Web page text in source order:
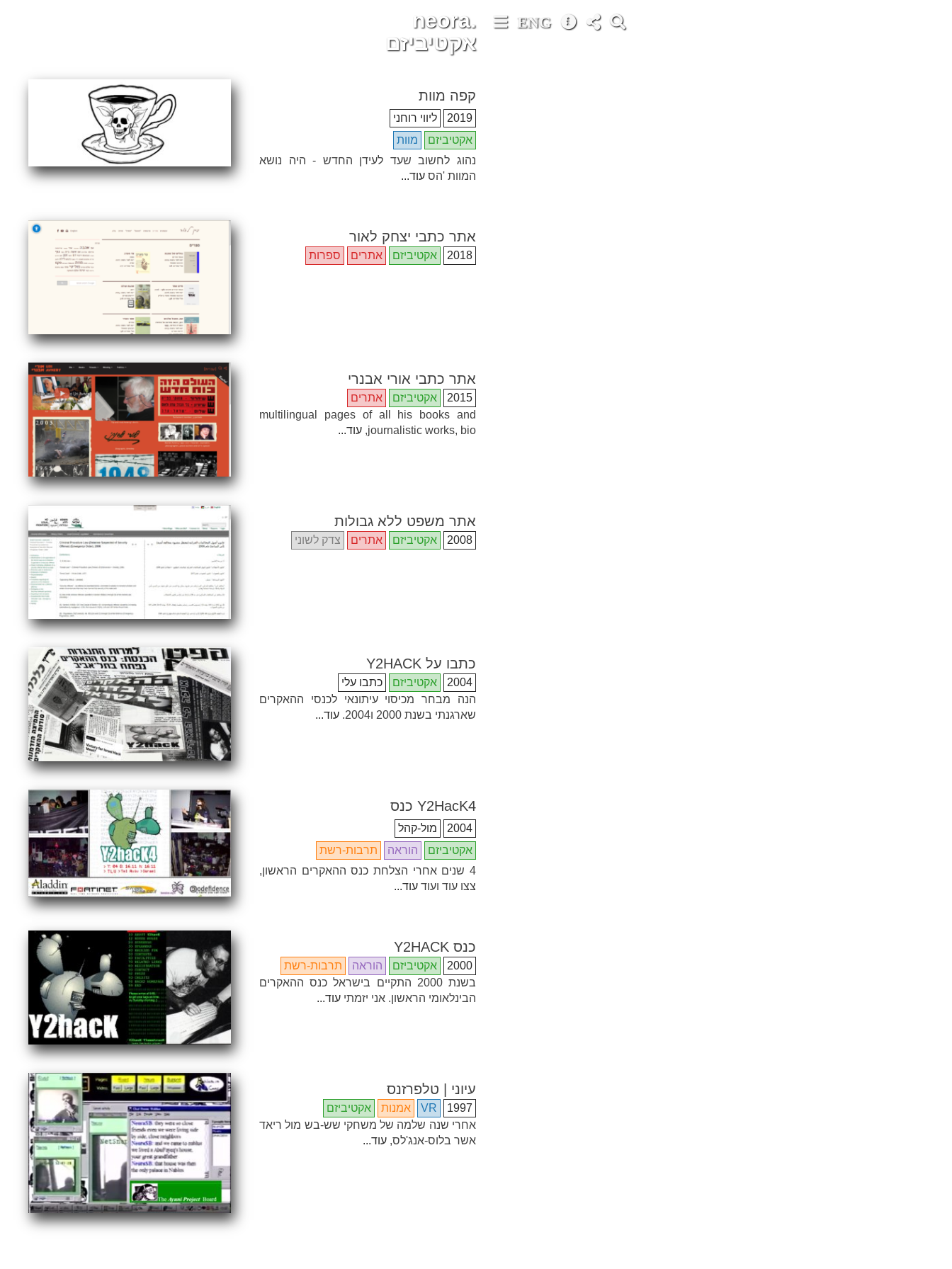
ENG
neora.
אקטיביזם
קפה מוות
2019
ליווי רוחני
אקטיביזם
מוות
נהוג לחשוב שעד לעידן החדש - היה נושא
המוות 'הס עוד...
אתר כתבי יצחק לאור
2018 אקטיביזם אתרים ספרות
אתר כתבי אורי אבנרי
2015 אקטיביזם
אתרים
multilingual pages of all his books and
journalistic works, bio, עוד...
אתר משפט ללא גבולות
2008 אקטיביזם אתרים צדק לשוני
כתבו על Y2HACK
2004 אקטיביזם
כתבו עלי
הנה מבחר מכיסוי עיתונאי לכנסי ההאקרים
שארגנתי בשנת 2000 ו2004.
עוד...
Y2HacK4 כנס
2004
מול-קהל
אקטיביזם
הוראה
תרבות-רשת
4 שנים אחרי הצלחת כנס ההאקרים הראשון,
צצו עוד ועוד עוד...
כנס Y2HACK
2000 אקטיביזם הוראה
תרבות-רשת
בשנת 2000 התקיים בישראל כנס ההאקרים
הבינלאומי הראשון. אני יזמתי עוד...
עיוני | טלפרזנס
1997
VR אמנות
אקטיביזם
אחרי שנה שלמה של משחקי שש-בש מול ריאד
אשר בלוס-אנג'לס, עוד...
•
•
•
•
•
•
•
•
•
•
•
•
•
•
•
•
•
•
•
•
•
•
•
•
•
•
•
•
•
•
•
•
•
•
•
•
•
•
•
•
•
•
•
•
•
•
•
•
•
•
•
•
•
•
•
•
•
•
•
•
•
•
•
•
•
•
•
•
•
•
•
•
•
•
•
•
•
•
•
•
•
•
•
•
•
•
•
•
•
•
•
•
•
•
•
•
•
•
•
•
•
•
•
•
•
•
•
•
•
•
•
•
•
•
•
•
•
•
•
•
•
•
•
•
•
•
•
•
•
•
•
•
•
•
•
•
•
•
•
•
•
•
•
•
•
•
•
•
•
•
•
•
•
•
•
•
•
•
•
•
•
•
•
•
•
•
•
•
•